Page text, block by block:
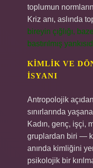
toplumun
Kriz anı, aslında
bireyin çığlığı,
bastırılmış
KIMLIK VE
İSYANI
Antropolojik
sınırlarında
Kadın, genç, işçi,
gruplardan biri —
anında kimliğini
psikolojik bir